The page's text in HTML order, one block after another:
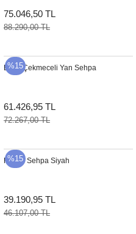
75.046,50 TL
88.290,00 TL
%15
Enzo Çekmeceli Yan Sehpa
61.426,95 TL
72.267,00 TL
%15
Flex C Sehpa Siyah
39.190,95 TL
46.107,00 TL